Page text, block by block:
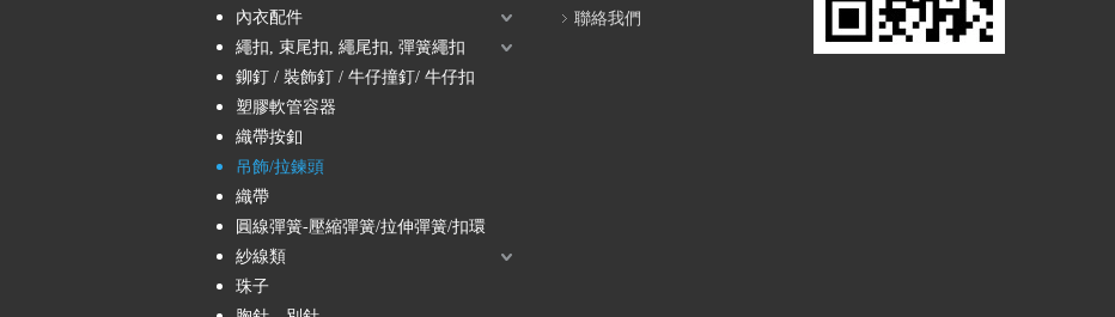
內衣配件
繩扣, 束尾扣, 繩尾扣, 彈簧繩扣
鉚釘 / 裝飾釘 / 牛仔撞釘/ 牛仔扣
塑膠軟管容器
織帶按釦
吊飾/拉鍊頭
織帶
圓線彈簧-壓縮彈簧/拉伸彈簧/扣環
紗線類
珠子
聯絡我們